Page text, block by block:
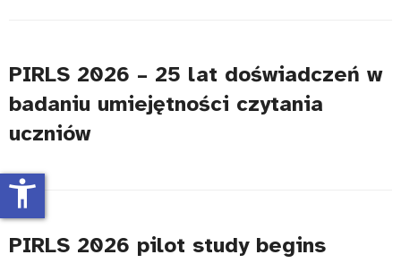
PIRLS 2026 – 25 lat doświadczeń w
badaniu umiejętności czytania
uczniów
PIRLS 2026 pilot study begins
accessibility_new